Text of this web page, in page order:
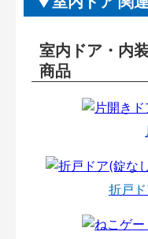
室内ドア・内
商品
折戸